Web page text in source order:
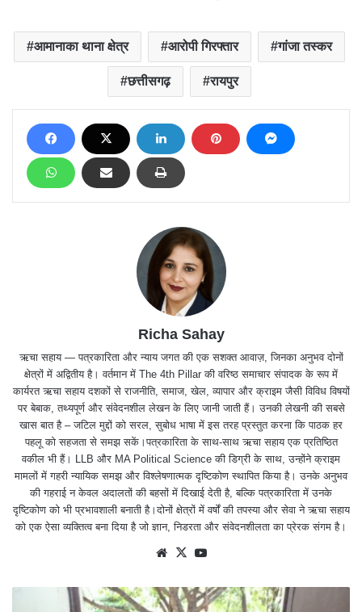
आमानाका थाना क्षेत्र आरोपी गिरफ्तार गांजा तस्कर
छत्तीसगढ़ रायपुर
Richa Sahay
ऋचा सहाय — पत्रकारिता और न्याय जगत की एक सशक्त आवाज़, जिनका अनुभव दोनों
क्षेत्रों में अद्वितीय है। वर्तमान में The 4th Pillar की वरिष्ठ समाचार संपादक के रूप में
कार्यरत ऋचा सहाय दशकों से राजनीति, समाज, खेल, व्यापार और क्राइम जैसी विविध विषयों
पर बेबाक, तथ्यपूर्ण और संवेदनशील लेखन के लिए जानी जाती हैं। उनकी लेखनी की सबसे
खास बात है – जटिल मुद्दों को सरल, सुबोध भाषा में इस तरह प्रस्तुत करना कि पाठक हर
पहलू को सहजता से समझ सकें।पत्रकारिता के साथ-साथ ऋचा सहाय एक प्रतिष्ठित
वकील भी हैं। LLB और MA Political Science की डिग्री के साथ, उन्होंने क्राइम
मामलों में गहरी न्यायिक समझ और विश्लेषणात्मक दृष्टिकोण स्थापित किया है। उनके अनुभव
की गहराई न केवल अदालतों की बहसों में दिखाई देती है, बल्कि पत्रकारिता में उनके
दृष्टिकोण को भी प्रभावशाली बनाती है।दोनों क्षेत्रों में वर्षों की तपस्या और सेवा ने ऋचा सहाय
को एक ऐसा व्यक्तित्व बना दिया है जो ज्ञान, निडरता और संवेदनशीलता का प्रेरक संगम है।
We
e
X
be